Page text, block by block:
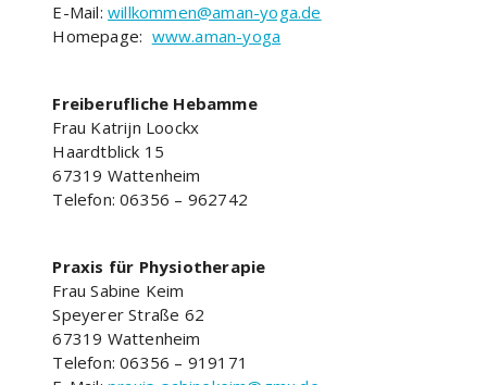
E-Mail:willkommen@aman-yoga.de
Homepage: www.aman-yoga
Freiberufliche Hebamme
Frau Katrijn Loockx
Haardtblick 15
67319 Wattenheim
Telefon: 06356 – 962742
Praxis für Physiotherapie
Frau Sabine Keim
Speyerer Straße 62
67319 Wattenheim
Telefon: 06356 – 919171